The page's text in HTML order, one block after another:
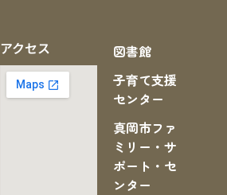
アクセス
図書館
子育て支援
センター
真岡市ファ
ミリー・サ
ポート・セ
ンター